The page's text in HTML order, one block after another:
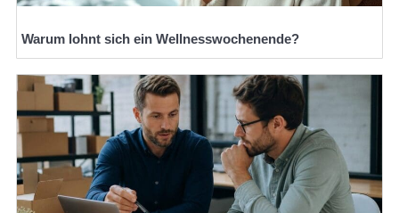
Warum lohnt sich ein Wellnesswochenende?